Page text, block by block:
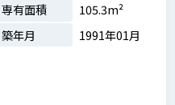
専有面積
105.3m²
築年月 1991年01月